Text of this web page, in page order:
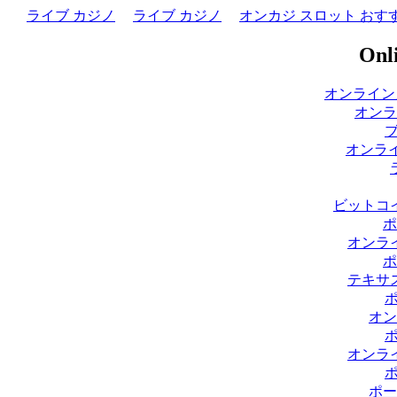
ライブ カジノ ライブ カジノ オンカジ スロット おす
オンライ
オン
オンラ
ビットコ
オンラ
テキサ
オ
オンラ
ポ